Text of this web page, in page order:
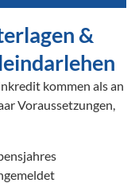
&
kommen als an
Voraussetzungen,